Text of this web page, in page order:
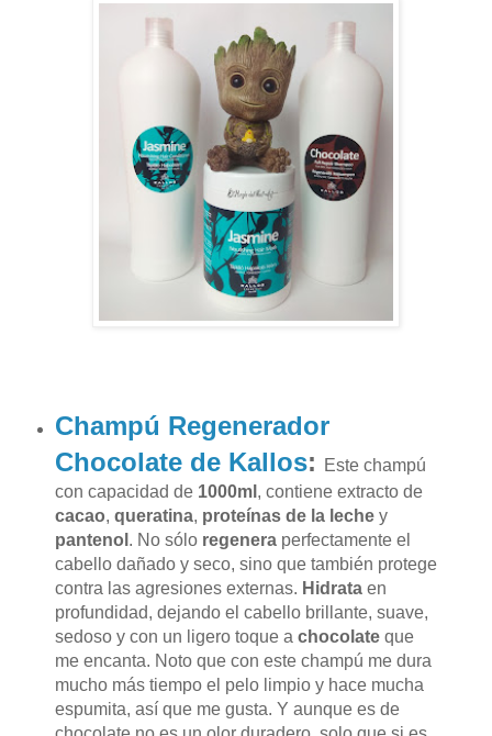
Champú Regenerador
Chocolate de Kallos:
Este champú
con capacidad de 1000ml , contiene extracto de
cacao, queratina, proteínas de la leche y
pantenol . No sólo regenera perfectamente el
cabello dañado y seco, sino que también protege
contra las agresiones externas. Hidrata en
profundidad, dejando el cabello brillante, suave,
sedoso y con un ligero toque a chocolateque
me encanta. Noto que con este champú me dura
mucho más tiempo el pelo limpio y hace mucha
espumita, así que me gusta. Y aunque es de